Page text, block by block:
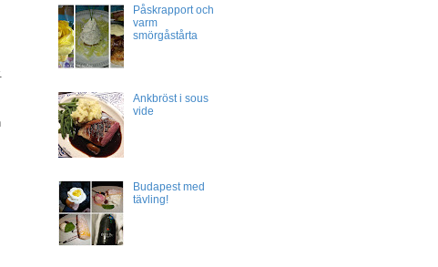
Påskrapport och
varm
smörgåstårta
Ankbröst i sous
vide
Budapest med
tävling!